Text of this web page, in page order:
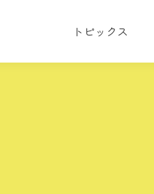
トピックス